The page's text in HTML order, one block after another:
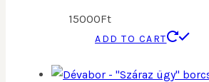
15000Ft
ADD TO CART